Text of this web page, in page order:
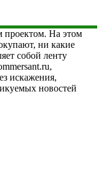
проектом. На этом
ни какие
собой ленту
искажения,
новостей